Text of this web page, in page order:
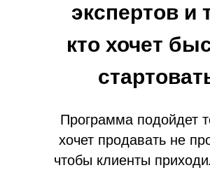
экспертов и
кто хочет
Программа подойдет
хочет продавать не
чтобы клиенты